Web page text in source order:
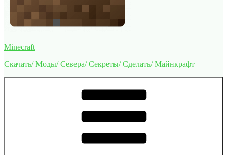
Minecraft
Скачать/ Моды/ Севера/ Секреты/ Сделать/ Майнкрафт